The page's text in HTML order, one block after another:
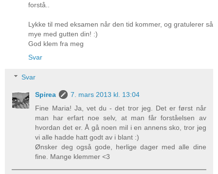
forstå..
Lykke til med eksamen når den tid kommer, og gratulerer så
mye med gutten din! :)
God klem fra meg
Svar
Svar
Spirea
7. mars 2013 kl. 13:04
Fine Maria! Ja, vet du - det tror jeg. Det er først når
man har erfart noe selv, at man får forståelsen av
hvordan det er. Å gå noen mil i en annens sko, tror jeg
vi alle hadde hatt godt av i blant :)
Ønsker deg også gode, herlige dager med alle dine
fine. Mange klemmer <3